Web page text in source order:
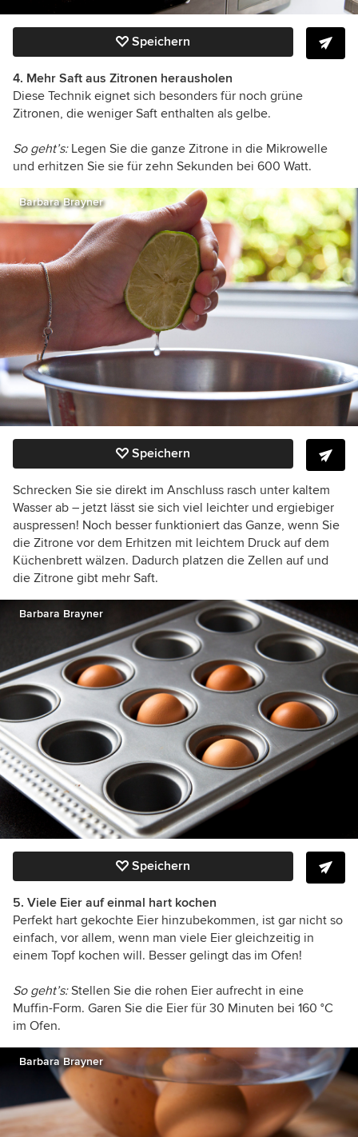
Speichern
4. Mehr Saft aus Zitronen herausholen
Diese Technik eignet sich besonders für noch grüne
Zitronen, die weniger Saft enthalten als gelbe.
So geht’s: Legen Sie die ganze Zitrone in die Mikrowelle
und erhitzen Sie sie für zehn Sekunden bei 600 Watt.
Barbara Brayner
Speichern
Schrecken Sie sie direkt im Anschluss rasch unter kaltem
Wasser ab – jetzt lässt sie sich viel leichter und ergiebiger
auspressen! Noch besser funktioniert das Ganze, wenn Sie
die Zitrone vor dem Erhitzen mit leichtem Druck auf dem
Küchenbrett wälzen. Dadurch platzen die Zellen auf und
die Zitrone gibt mehr Saft.
Barbara Brayner
Speichern
5. Viele Eier auf einmal hart kochen
Perfekt hart gekochte Eier hinzubekommen, ist gar nicht so
einfach, vor allem, wenn man viele Eier gleichzeitig in
einem Topf kochen will. Besser gelingt das im Ofen!
So geht’s: Stellen Sie die rohen Eier aufrecht in eine
Muffin-Form. Garen Sie die Eier für 30 Minuten bei 160 °C
im Ofen.
Barbara Brayner